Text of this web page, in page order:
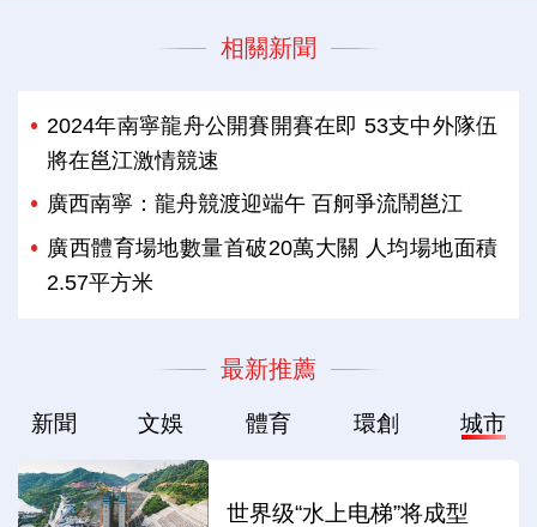
相關新聞
2024年南寧龍舟公開賽開賽在即 53支中外隊伍
將在邕江激情競速
廣西南寧：龍舟競渡迎端午 百舸爭流鬧邕江
廣西體育場地數量首破20萬大關 人均場地面積
2.57平方米
最新推薦
新聞 文娛 體育 環創 城市
世界级“水上电梯”将成型